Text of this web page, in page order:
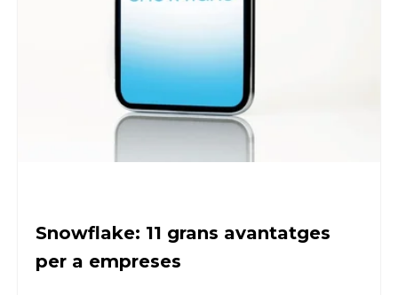
Snowflake: 11 grans avantatges
per a empreses